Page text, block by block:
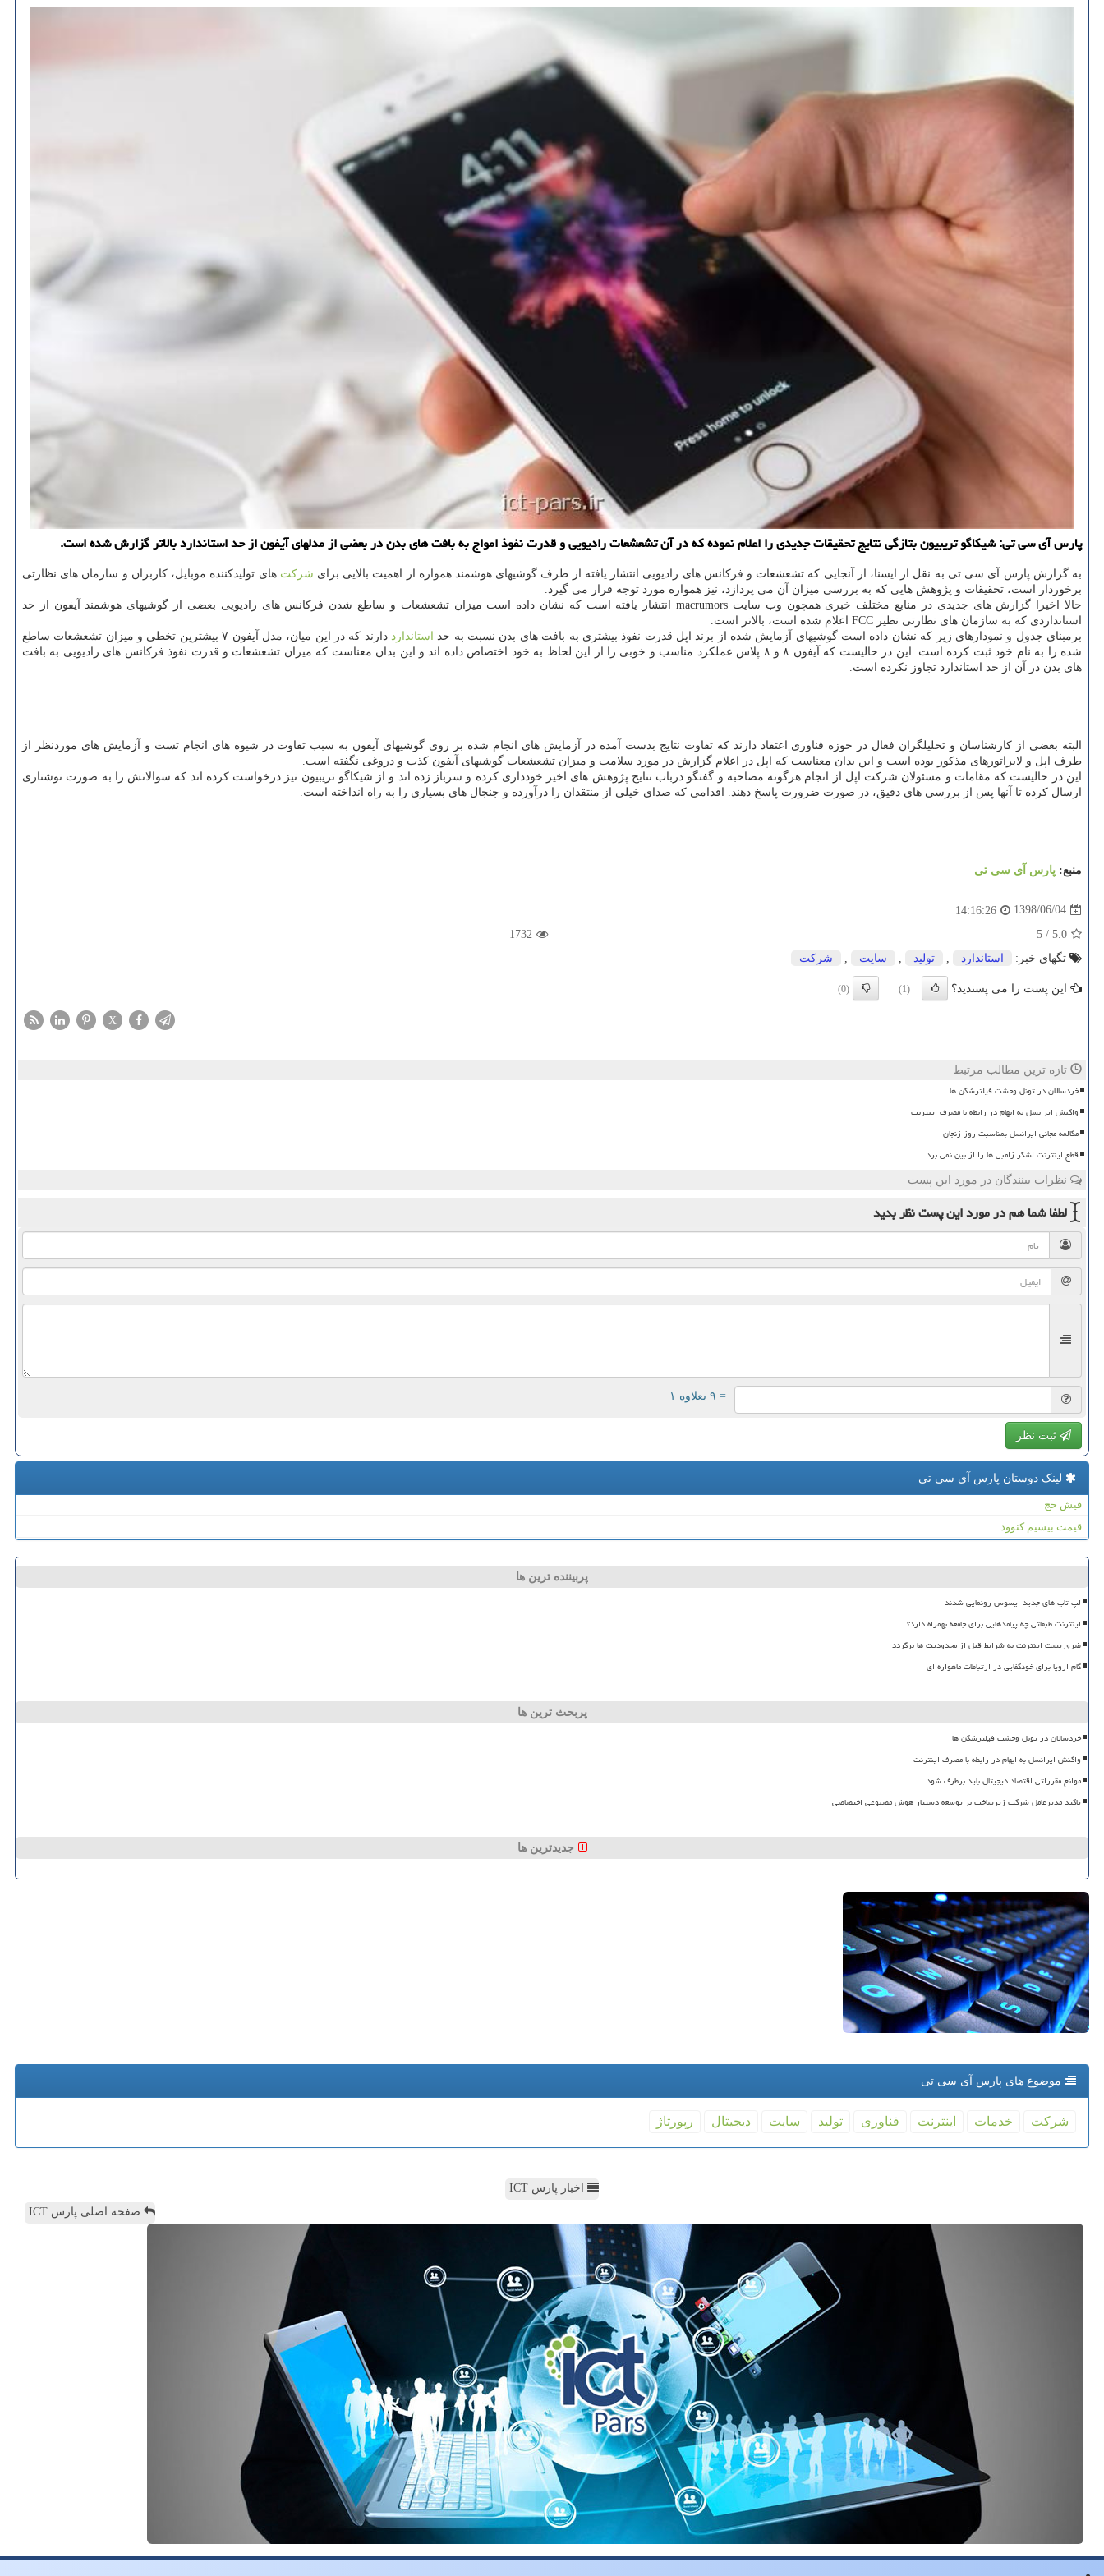
پارس آی سی تی: شیكاگو تریبیون بتازگی نتایج تحقیقات جدیدی را اعلام نموده كه در آن تشعشعات رادیویی و قدرت نفوذ امواج به بافت های بدن در بعضی از مدلهای آیفون از حد استاندارد بالاتر گزارش شده است.
به گزارش پارس آی سی تی به نقل از ایسنا، از آنجایی كه تشعشعات و فركانس های رادیویی انتشار یافته از طرف گوشیهای هوشمند همواره از اهمیت بالایی برای شركت های تولیدكننده موبایل، كاربران و سازمان های نظارتی
برخوردار است، تحقیقات و پژوهش هایی كه به بررسی میزان آن می پردازد، نیز همواره مورد توجه قرار می گیرد.
حالا اخیرا گزارش های جدیدی در منابع مختلف خبری همچون وب سایت macrumors انتشار یافته است كه نشان داده است میزان تشعشعات و ساطع شدن فركانس های رادیویی بعضی از گوشیهای هوشمند آیفون از حد
استانداردی كه به سازمان های نظارتی نظیر FCC اعلام شده است، بالاتر است.
برمبنای جدول و نمودارهای زیر كه نشان داده است گوشیهای آزمایش شده از برند اپل قدرت نفوذ بیشتری به بافت های بدن نسبت به حد استاندارد
دارند كه در این میان، مدل آیفون ۷ بیشترین تخطی و میزان تشعشعات ساطع
شده را به نام خود ثبت كرده است. این در حالیست كه آیفون ۸ و ۸ پلاس عملكرد مناسب و خوبی را از این لحاظ به خود اختصاص داده اند و این بدان معناست كه میزان تشعشعات و قدرت نفوذ فركانس های رادیویی به بافت
های بدن در آن از حد استاندارد تجاوز نكرده است.
البته بعضی از كارشناسان و تحلیلگران فعال در حوزه فناوری اعتقاد دارند كه تفاوت نتایج بدست آمده در آزمایش های انجام شده بر روی گوشیهای آیفون به سبب تفاوت در شیوه های انجام تست و آزمایش های موردنظر از
طرف اپل و لابراتورهای مذكور بوده است و این بدان معناست كه اپل در اعلام گزارش در مورد سلامت و میزان تشعشعات گوشیهای آیفون كذب و دروغی نگفته است.
این در حالیست كه مقامات و مسئولان شركت اپل از انجام هرگونه مصاحبه و گفتگو درباب نتایج پژوهش های اخیر خودداری كرده و سرباز زده اند و از شیكاگو تریبیون نیز درخواست كرده اند كه سوالاتش را به صورت نوشتاری
ارسال كرده تا آنها پس از بررسی های دقیق، در صورت ضرورت پاسخ دهند. اقدامی كه صدای خیلی از منتقدان را درآورده و جنجال های بسیاری را به راه انداخته است.
منبع: پارس آی سی تی
1398/06/04
14:16:26
5.0
/
5
1732
تگهای خبر:
استاندارد , تولید , سایت , شركت
این پست را می پسندید؟ (1)
(0)
X
تازه ترین مطالب مرتبط
خردسالان در تونل وحشت فیلترشکن ها
واکنش ایرانسل به ابهام در رابطه با مصرف اینترنت
مکالمه مجانی ایرانسل بمناسبت روز زنجان
قطع اینترنت لشکر زامبی ها را از بین نمی برد
نظرات بینندگان در مورد این پست
لطفا شما همدر مورد این پستنظر بدید
= ۹ بعلاوه ۱
ثبت نظر
لینک دوستان پارس آی سی تی
فیش حج
قیمت بیسیم کنوود
پربیننده ترین ها
لپ تاپ های جدید ایسوس رونمایی شدند
اینترنت طبقاتی چه پیامدهایی برای جامعه بهمراه دارد؟
ضروریست اینترنت به شرایط قبل از محدودیت ها برگردد
گام اروپا برای خودکفایی در ارتباطات ماهواره ای
پربحث ترین ها
خردسالان در تونل وحشت فیلترشکن ها
واکنش ایرانسل به ابهام در رابطه با مصرف اینترنت
موانع مقرراتی اقتصاد دیجیتال باید برطرف شود
تاکید مدیرعامل شرکت زیرساخت بر توسعه دستیار هوش مصنوعی اختصاصی
جدیدترین ها
موضوع های پارس آی سی تی
شركت خدمات اینترنت فناوری تولید سایت دیجیتال رپورتاژ
اخبار پارس ICT
صفحه اصلی پارس ICT